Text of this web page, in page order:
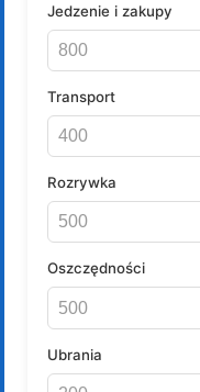
Jedzenie i zakupy
Transport
Rozrywka
Oszczędności
Ubrania